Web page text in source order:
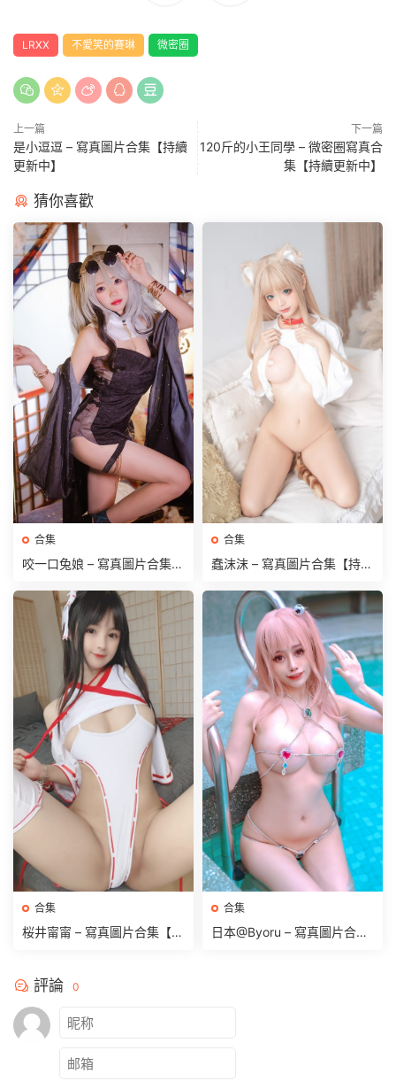
LRXX 不愛笑的賽琳 微密圈
上一篇
是小逗逗 – 寫真圖片合集【持續
更新中】
下一篇
120斤的小王同學 – 微密圈寫真合
集【持續更新中】
猜你喜歡
合集
咬一口兔娘 – 寫真圖片合集
合集
蠢沫沫 – 寫真圖片合集【持續
合集
桜井甯甯 – 寫真圖片合集【持
合集
日本@Byoru – 寫真圖片合集
評論 0